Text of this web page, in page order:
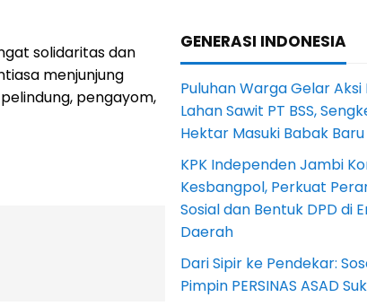
solidaritas dan
menjunjung
pengayom,
GENERASI INDONESIA
Puluhan Warga Gelar Aksi
Lahan Sawit PT BSS,
Hektar Masuki Babak Baru
KPK Independen Jambi
Kesbangpol, Perkuat
Sosial dan Bentuk DPD di
Daerah
Dari Sipir ke Pendekar:
Pimpin PERSINAS ASAD